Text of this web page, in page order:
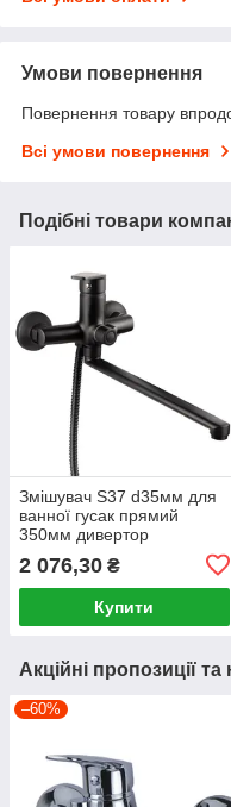
Умови повернення
Повернення товару
Всі умови повернення
Подібні товари
Змішувач S37 d35мм для
ванної гусак прямий
350мм дивертор
вбудований картрідж (B)
Aquatica
2 076,30 ₴
Купити
Акційні пропозиції
–60%